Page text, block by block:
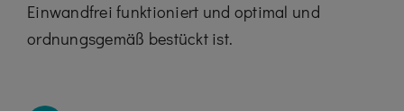
Einwandfrei funktioniert und optimal und
ordnungsgemäß bestückt ist.